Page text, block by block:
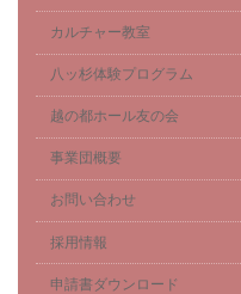
カルチャー教室
八ッ杉体験プログラム
越の都ホール友の会
事業団概要
お問い合わせ
採用情報
申請書ダウンロード